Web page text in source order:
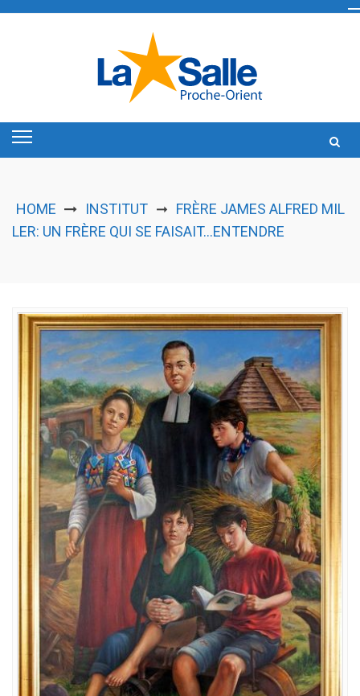
HOME INSTITUT ➞ FRÈRE JAMES ALFRED MIL
LER: UN FRÈRE QUI SE FAISAIT…ENTENDRE